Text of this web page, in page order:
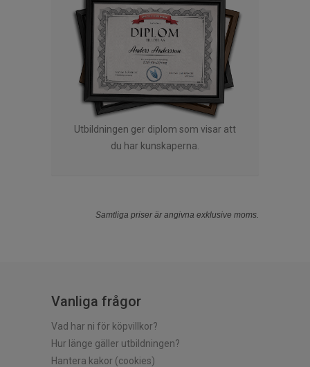
Utbildningen ger diplom som visar att
du har kunskaperna.
Samtliga priser är angivna exklusive moms.
Vanliga frågor
Vad har ni för köpvillkor?
Hur länge gäller utbildningen?
Hantera kakor (cookies)